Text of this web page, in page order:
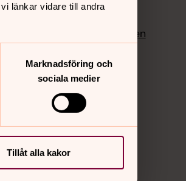
länkar vidare till andra
Marknadsföring och
sociala medier
Tillåt alla kakor
Instagram
Bloggportalen